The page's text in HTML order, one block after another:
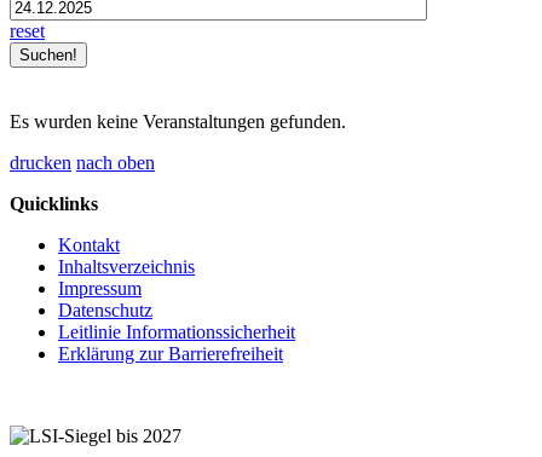
reset
Es wurden keine Veranstaltungen gefunden.
drucken nach oben
Quicklinks
Kontakt
Inhaltsverzeichnis
Impressum
Datenschutz
Leitlinie Informationssicherheit
Erklärung zur Barrierefreiheit